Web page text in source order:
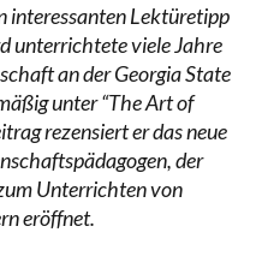
interessanten Lektüretipp
unterrichtete viele Jahre
an der Georgia State
unter “The Art of
rezensiert er das neue
der
Unterrichten von
eröffnet.